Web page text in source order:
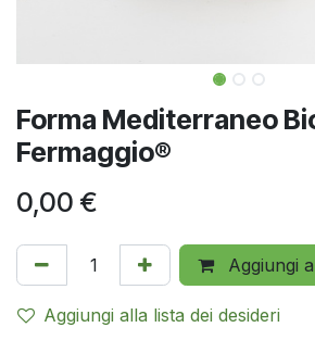
Forma Mediterraneo
Fermaggio®
0,00 €
Aggiungi
Aggiungi alla lista dei desideri